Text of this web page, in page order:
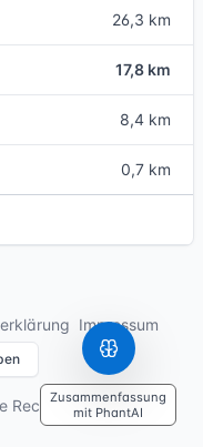
26,3 km
17,8 km
8,4 km
0,7 km
Zusammenfassung
mit PhantAI
Impressum
Rechte vorbehalten.